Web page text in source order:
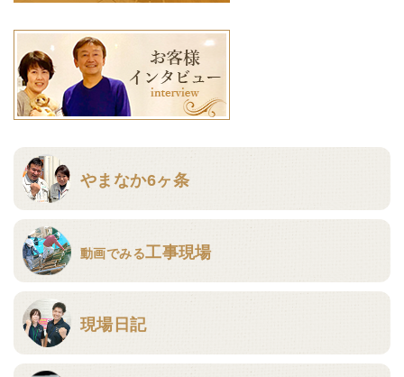
やまなか6ヶ条
動画でみる工事現場
現場日記